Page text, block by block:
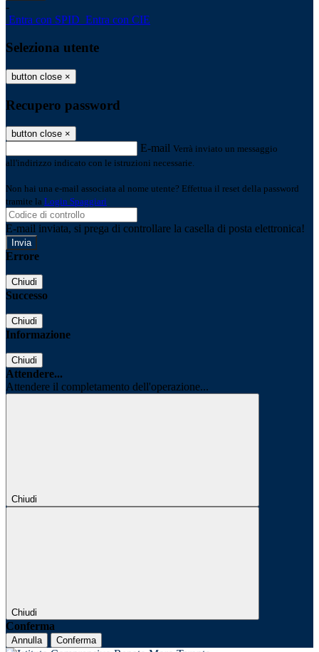
-
Entra con SPID Entra con CIE
Seleziona utente
button close ×
Recupero password
button close ×
E-mail Verrà inviato un messaggio
all'indirizzo indicato con le istruzioni necessarie.
Non hai una e-mail associata al nome utente? Effettua il reset della password
tramite la Login Spaggiari
E-mail inviata, si prega di controllare la casella di posta elettronica!
Errore
Chiudi
Successo
Chiudi
Informazione
Chiudi
Attendere...
Attendere il completamento dell'operazione...
Chiudi
Chiudi
Conferma
Annulla Conferma